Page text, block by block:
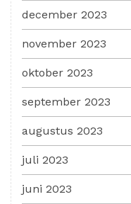
december 2023
november 2023
oktober 2023
september 2023
augustus 2023
juli 2023
juni 2023